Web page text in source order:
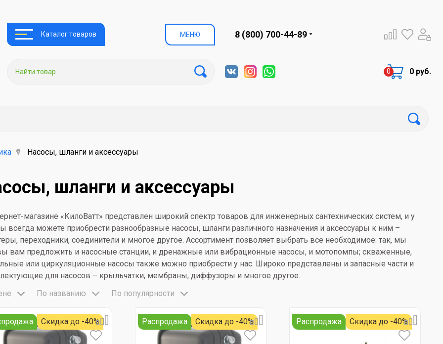
Каталог товаров МЕНЮ 8 (800) 700-44-89
0 руб.
Насосы, шланги и аксессуары
шланги и аксессуары
магазине «КилоВатт» представлен широкий спектр товаров для инженерных сантехнических систем, и у
всегда можете приобрести разнообразные насосы, шланги различного назначения и аксессуары к ним –
переходники, соединители и многое другое. Ассортимент позволяет выбрать все необходимое: так, мы
вам предложить и насосные станции, и дренажные или вибрационные насосы, и мотопомпы; скваженные,
или циркуляционные насосы также можно приобрести у нас. Широко представлены и запасные части и
для насосов – крыльчатки, мембраны, диффузоры и многое другое.
По названию По популярности
Скидка до -40% Распродажа Скидка до -40% Распродажа Скидка до -40%